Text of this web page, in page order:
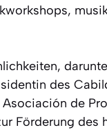
des
de
Förderung des